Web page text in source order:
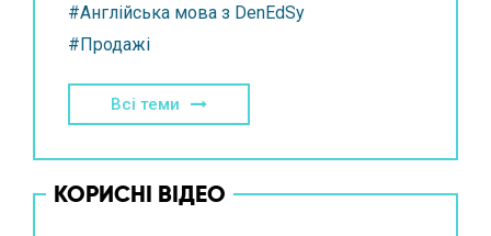
#Англійська мова з DenEdSy
#Продажі
Всі теми
КОРИСНІ ВІДЕО